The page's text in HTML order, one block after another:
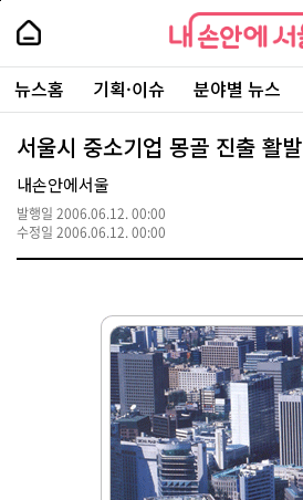
본
로
가
내
손
안
에
서
울
-
서
울
시
대
표
소
내
손
에
울
주
요
서
뉴스홈 기획·이슈 분야별 뉴스
서울시 중소기업 몽골 진출 활발
내손안에서울
발행일 2006.06.12. 00:00
수정일 2006.06.12. 00:00
페
상
단
로